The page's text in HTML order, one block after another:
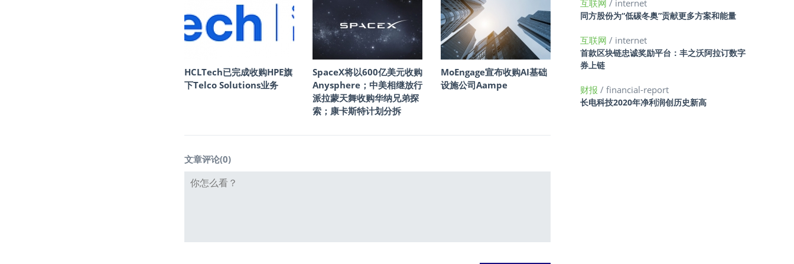
HCLTech已完成收购HPE旗
下Telco Solutions业务
SpaceX将以600亿美元收购
Anysphere；中美相继放行
派拉蒙天舞收购华纳兄弟探
索；康卡斯特计划分拆
MoEngage宣布收购AI基础
设施公司Aampe
文章评论(0)
互联网 / internet
同方股份为“低碳冬奥”贡献更多方案和能量
互联网 / internet
首款区块链忠诚奖励平台：丰之沃阿拉订数字
券上链
财报 / financial-report
长电科技2020年净利润创历史新高